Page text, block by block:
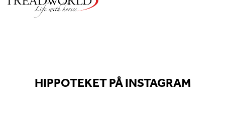
HIPPOTEKET PÅ INSTAGRAM